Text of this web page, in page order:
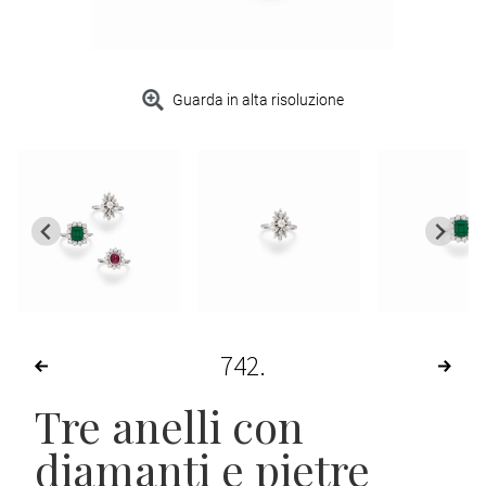
Guarda in alta risoluzione
742
Tre anelli con
diamanti e pietre